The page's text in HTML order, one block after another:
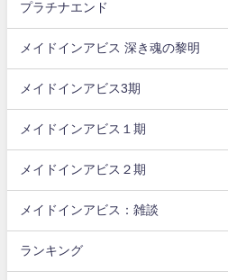
プラチナエンド
メイドインアビス 深き魂の黎明
メイドインアビス3期
メイドインアビス１期
メイドインアビス２期
メイドインアビス：雑談
ランキング